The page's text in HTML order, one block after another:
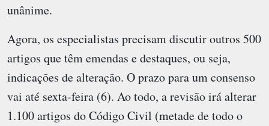
unânime.
Agora, os especialistas precisam discutir outros 500
artigos que têm emendas e destaques, ou seja,
indicações de alteração. O prazo para um consenso
vai até sexta-feira (6). Ao todo, a revisão irá alterar
1.100 artigos do Código Civil (metade de todo o